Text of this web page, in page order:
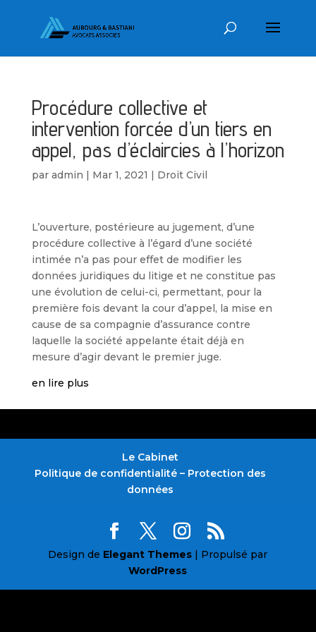
Procédure collective et
intervention forcée d’un tiers en
appel, pas d’éclaircies à l’horizon
par admin | Mar 1, 2021 | Droit Civil
L’ouverture, postérieure au jugement, d’une
procédure collective à l’égard d’une société
intimée n’a pas pour effet de modifier les
données juridiques du litige et ne constitue pas
une évolution de celui-ci, permettant, pour la
première fois devant la cour d’appel, la mise en
cause de sa compagnie d’assurance contre
laquelle la société appelante était déjà en
mesure d’agir devant le premier juge.
en lire plus
Le Cabinet
Politique de confidentialité – Protection des
données
Design de Elegant Themes | Propulsé par
WordPress